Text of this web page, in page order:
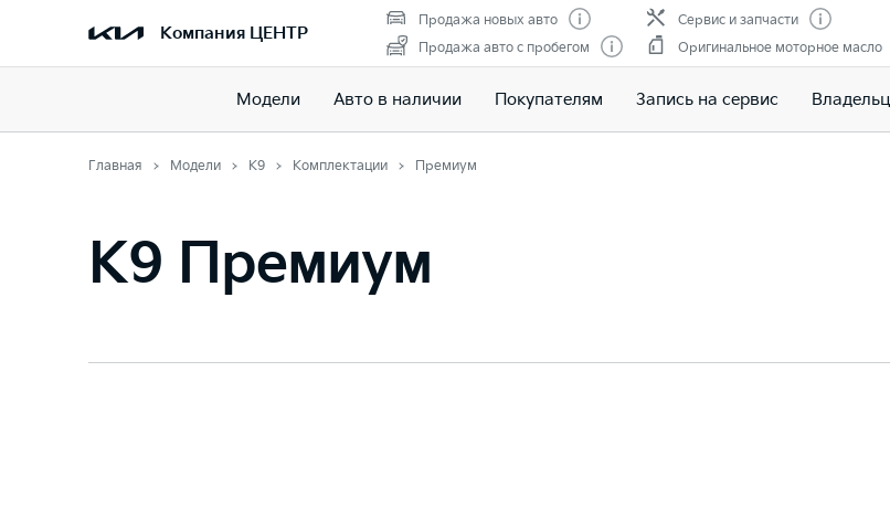
Компания ЦЕНТР
Продажа новых авто
Продажа авто с пробегом
Сервис и запчасти
Оригинальное моторное масло
Модели Авто в наличии Покупателям Запись на сервис
Главная Модели K9 Комплектации Премиум
K9 Премиум